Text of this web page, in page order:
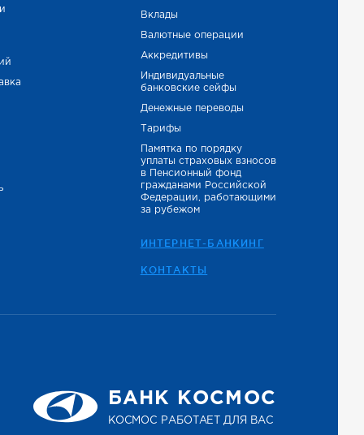
Вклады
Валютные операции
Аккредитивы
Индивидуальные
банковские сейфы
Денежные переводы
Тарифы
Памятка по порядку
уплаты страховых взносов
в Пенсионный фонд
гражданами Российской
Федерации, работающими
за рубежом
ИНТЕРНЕТ-БАНКИНГ
КОНТАКТЫ
БАНК КОСМОС
КОСМОС РАБОТАЕТ ДЛЯ ВАС